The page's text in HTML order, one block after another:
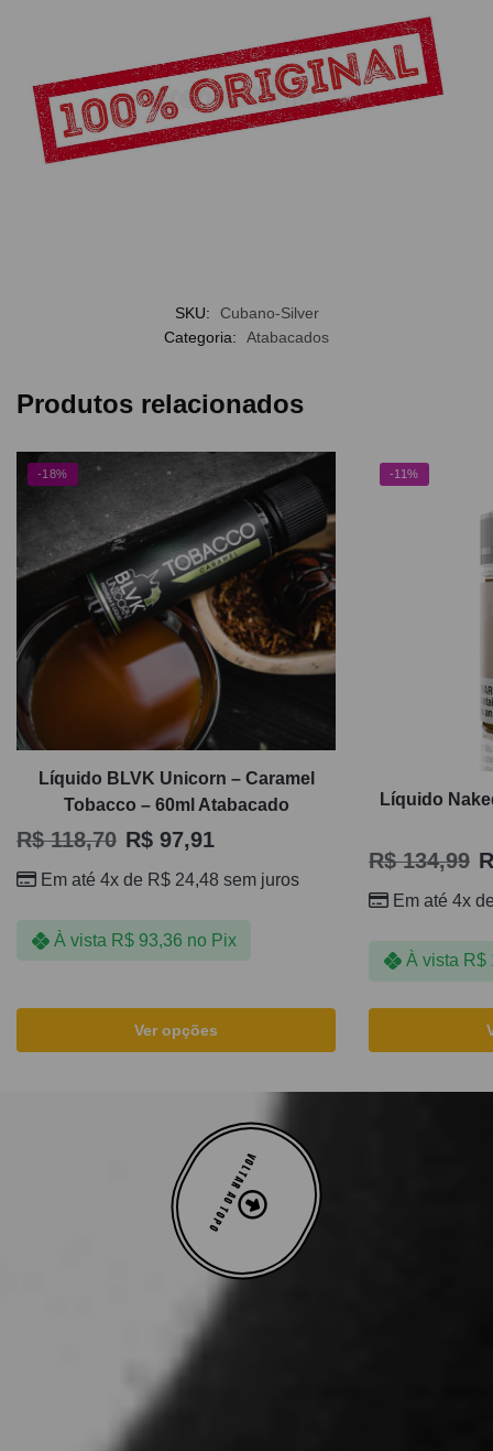
SKU:
Cubano-Silver
Categoria:
Atabacados
Produtos relacionados
-18%
Líquido BLVK Unicorn – Caramel
Tobacco – 60ml Atabacado
R$118,70 R$ 97,91
Em até 4x de R$ 24,48 sem juros
À vista R$93,36 no Pix
Ver opções
-11%
Líquido
R$134,99
Em até 4x
À vista R$
VOLTAR AO TOPO